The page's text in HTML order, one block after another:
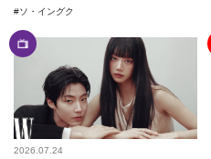
ソ・イングク
2026.07.24